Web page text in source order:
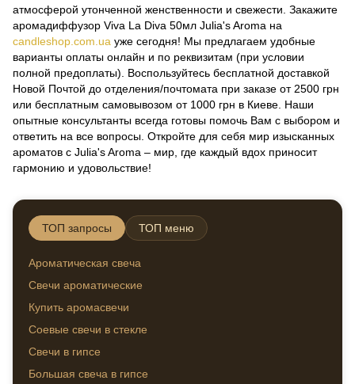
атмосферой утонченной женственности и свежести. Закажите
аромадиффузор Viva La Diva 50мл Julia's Aroma на
candleshop.com.ua уже сегодня! Мы предлагаем удобные
варианты оплаты онлайн и по реквизитам (при условии
полной предоплаты). Воспользуйтесь бесплатной доставкой
Новой Почтой до отделения/почтомата при заказе от 2500 грн
или бесплатным самовывозом от 1000 грн в Киеве. Наши
опытные консультанты всегда готовы помочь Вам с выбором и
ответить на все вопросы. Откройте для себя мир изысканных
ароматов с Julia's Aroma – мир, где каждый вдох приносит
гармонию и удовольствие!
ТОП запросы ТОП меню
Ароматическая свеча
Свечи ароматические
Купить аромасвечи
Соевые свечи в стекле
Свечи в гипсе
Большая свеча в гипсе